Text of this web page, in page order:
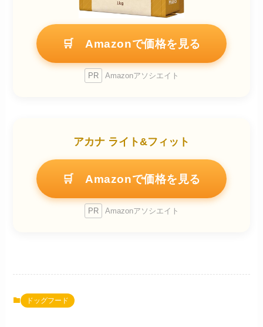
🛒 Amazonで価格を見る
PR Amazonアソシエイト
アカナ ライト&フィット
🛒 Amazonで価格を見る
PR Amazonアソシエイト
ドッグフード